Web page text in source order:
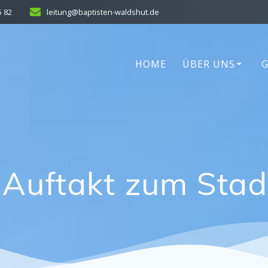
82 leitung@baptisten-waldshut.de
HOME ÜBER UNS
zum